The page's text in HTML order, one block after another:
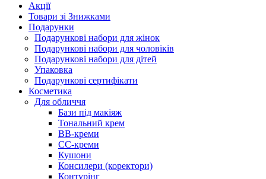
Акції
Товари зі Знижками
Подарунки
Подарункові набори для жінок
Подарункові набори для чоловіків
Подарункові набори для дітей
Упаковка
Подарункові сертифікати
Косметика
Для обличчя
Бази під макіяж
Тональний крем
BB-креми
CC-креми
Кушони
Консилери (коректори)
Контурінг